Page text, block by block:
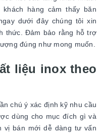
hàng cảm thấy băn
dưới đây chúng tôi xin
thức. Đảm bảo rằng hỗ trợ
đúng như mong muốn.
liệu inox theo
chú ý xác định kỹ nhu cầu
dùng cho mục đích gì và
vị bán mới dễ dàng tư vấn